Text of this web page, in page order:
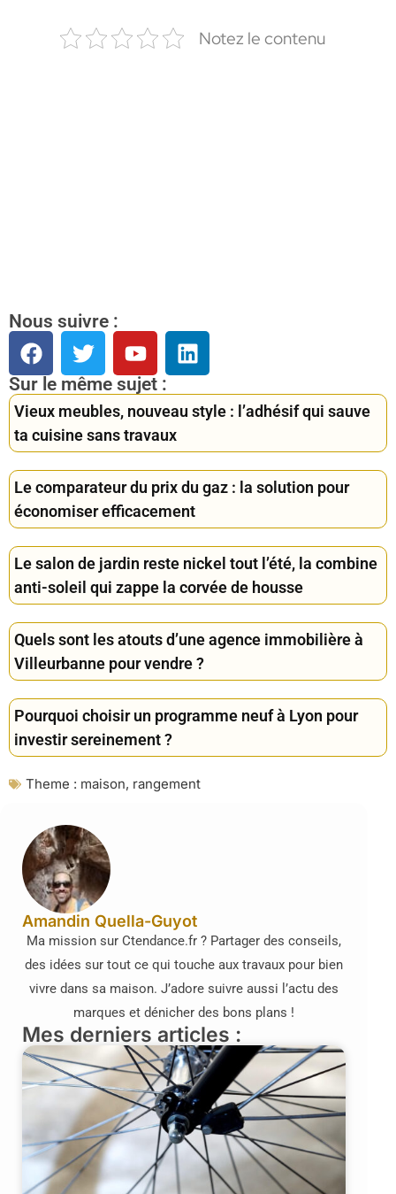
Notez le contenu
Nous suivre :
Sur le même sujet :
Vieux meubles, nouveau style : l’adhésif qui sauve
ta cuisine sans travaux
Le comparateur du prix du gaz : la solution pour
économiser efficacement
Le salon de jardin reste nickel tout l’été, la combine
anti-soleil qui zappe la corvée de housse
Quels sont les atouts d’une agence immobilière à
Villeurbanne pour vendre ?
Pourquoi choisir un programme neuf à Lyon pour
investir sereinement ?
Theme : maison, rangement
Amandin Quella-Guyot
Ma mission sur Ctendance.fr ? Partager des conseils,
des idées sur tout ce qui touche aux travaux pour bien
vivre dans sa maison. J’adore suivre aussi l’actu des
marques et dénicher des bons plans !
Mes derniers articles :